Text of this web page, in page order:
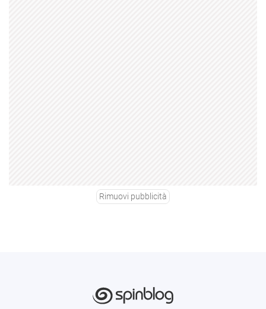
Rimuovi pubblicità